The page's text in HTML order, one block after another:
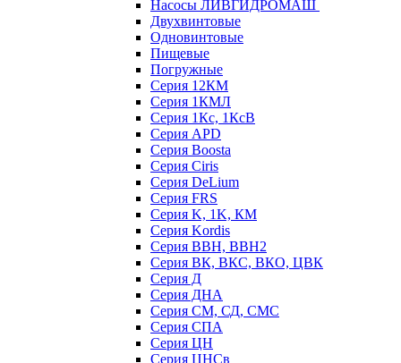
Насосы ЛИВГИДРОМАШ
Двухвинтовые
Одновинтовые
Пищевые
Погружные
Серия 12КМ
Серия 1КМЛ
Серия 1Кс, 1КсВ
Серия APD
Серия Boosta
Серия Ciris
Серия DeLium
Серия FRS
Серия K, 1K, КМ
Серия Kordis
Серия ВВН, ВВН2
Серия ВК, ВКС, ВКО, ЦВК
Серия Д
Серия ДНА
Серия СМ, СД, СМС
Серия СПА
Серия ЦН
Серия ЦНСв